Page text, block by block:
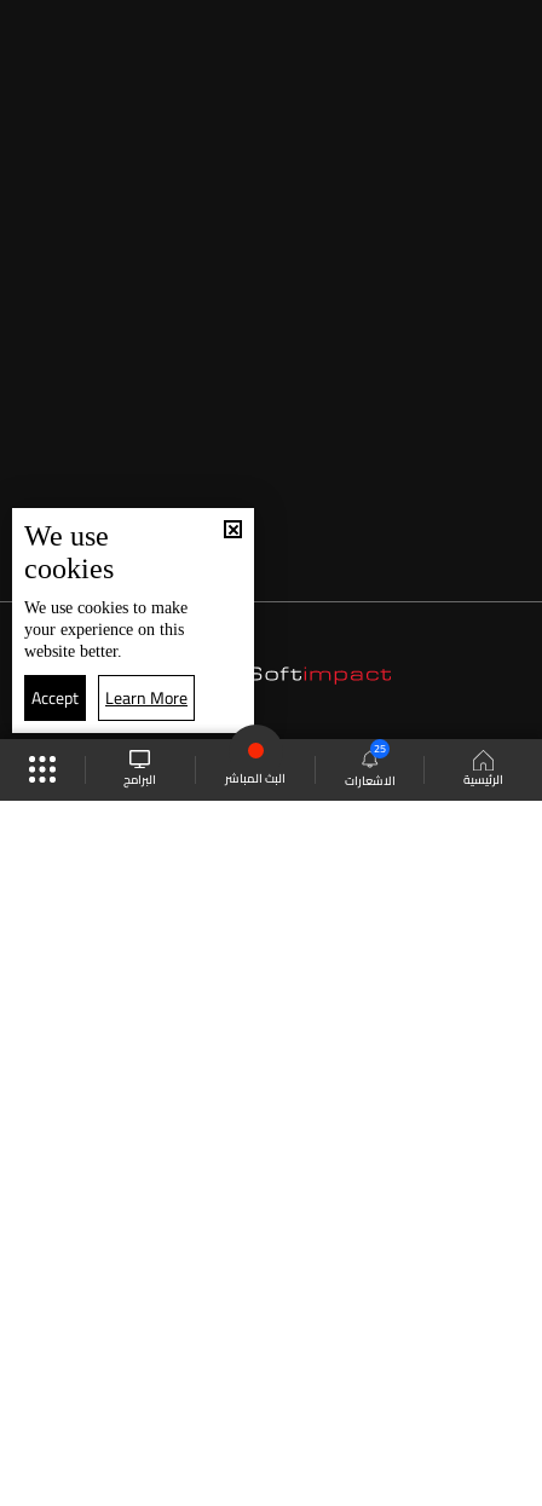
الرئيسية الاشعارات
25
البث المباشر البرامج
We use
cookies
We use cookies to make
your experience on this
website better.
Accept Learn More
موقع البرامج الجدول البث المباشر